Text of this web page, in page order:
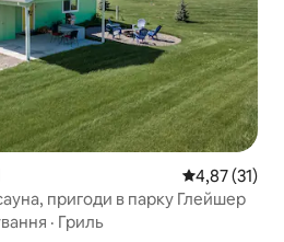
Середня
4,87 (31)
пригоди в парку Глейшер
· Гриль